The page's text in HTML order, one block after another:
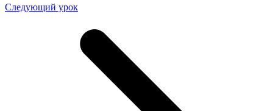
Следующий урок